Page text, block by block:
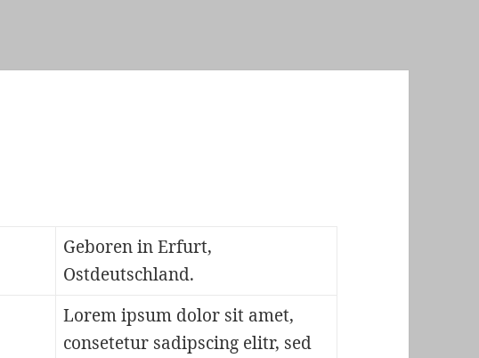
Geboren in Erfurt,
Ostdeutschland.
Lorem ipsum dolor sit amet,
consetetur sadipscing elitr, sed